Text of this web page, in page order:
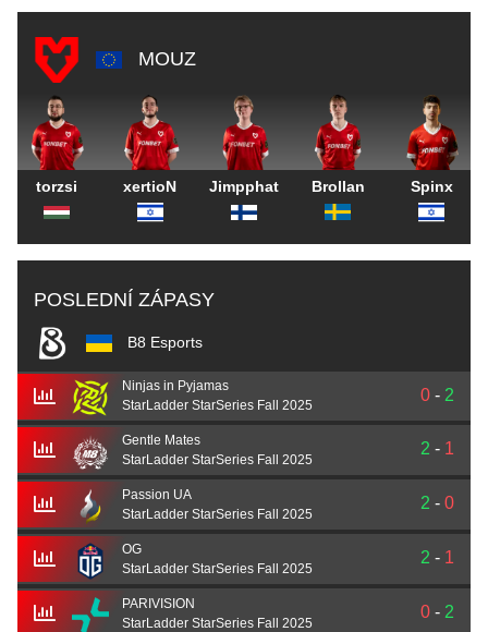
MOUZ
torzsi xertioN Jimpphat Brollan Spinx
POSLEDNÍ ZÁPASY
B8 Esports
Ninjas in Pyjamas
StarLadder StarSeries Fall 2025
0 - 2
Gentle Mates
StarLadder StarSeries Fall 2025
2 - 1
Passion UA
StarLadder StarSeries Fall 2025
2 - 0
OG
StarLadder StarSeries Fall 2025
2 - 1
PARIVISION
StarLadder StarSeries Fall 2025
0 - 2